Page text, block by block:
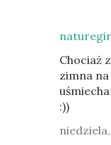
Chociaż
zimna
:))